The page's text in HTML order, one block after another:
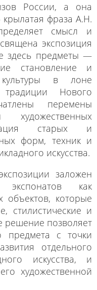
России, а она
фраза А.Н.
смысл и
экспозиция
здесь предметы —
становление и
культуры в лоне
традиции Нового
перемены
старых и
форм, техник и
искусства.
заложен
экспонатов как
объектов, которые
стилистические и
решение позволяет
предмета с точки
отдельного
искусства, и
художественной